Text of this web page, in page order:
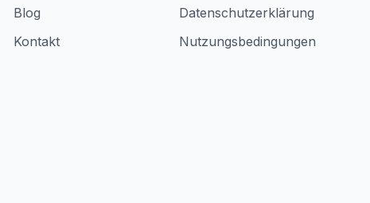
Blog
Kontakt
Datenschutzerklärung
Nutzungsbedingungen